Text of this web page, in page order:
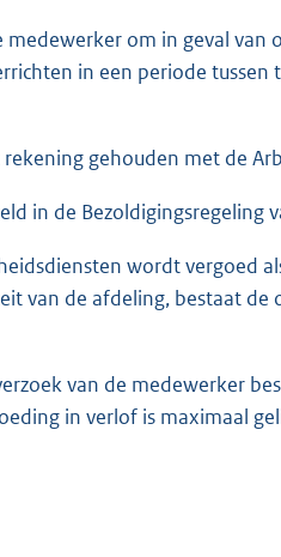
om in geval
in een periode
gehouden met de
in de Bezoldigingsregeling
wordt vergoed
van de afdeling, bestaat
van de medewerker
in verlof is maximaal